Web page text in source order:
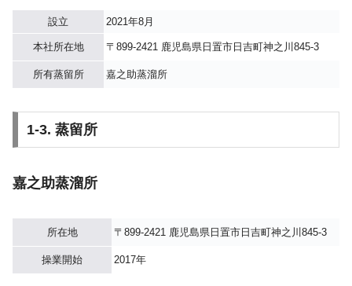
設立 2021年8月
本社所在地 〒899-2421 鹿児島県日置市日吉町神之川845-3
所有蒸留所 嘉之助蒸溜所
1-3. 蒸留所
嘉之助蒸溜所
所在地 〒899-2421 鹿児島県日置市日吉町神之川845-3
操業開始 2017年